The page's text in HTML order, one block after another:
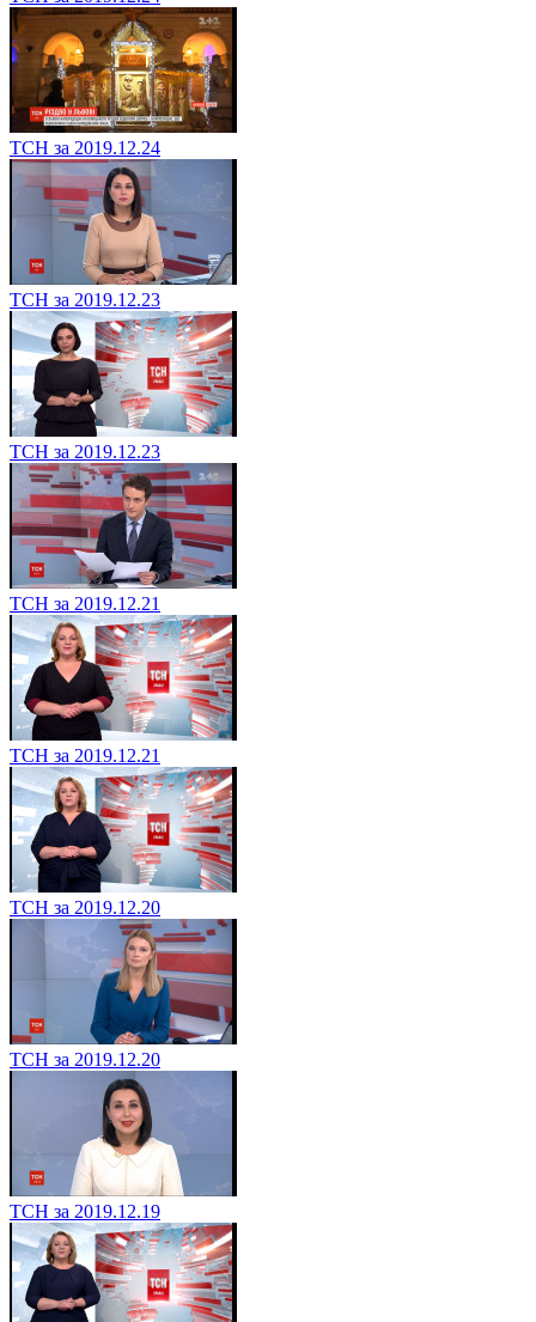
ТСН за 2019.12.24
ТСН за 2019.12.23
ТСН за 2019.12.23
ТСН за 2019.12.21
ТСН за 2019.12.21
ТСН за 2019.12.20
ТСН за 2019.12.20
ТСН за 2019.12.19